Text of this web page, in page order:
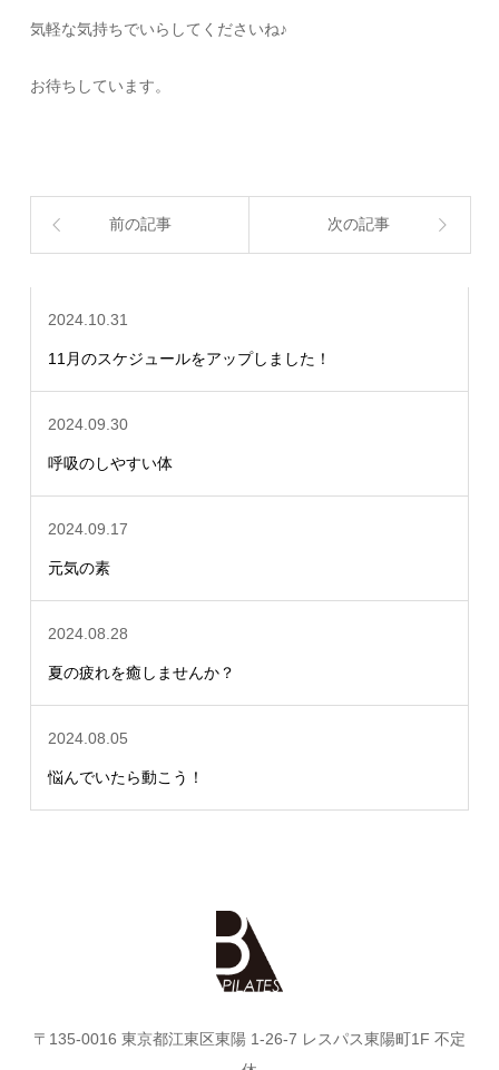
気軽な気持ちでいらしてくださいね♪
お待ちしています。
前の記事 次の記事
2024.10.31
11月のスケジュールをアップしました！
2024.09.30
呼吸のしやすい体
2024.09.17
元気の素
2024.08.28
夏の疲れを癒しませんか？
2024.08.05
悩んでいたら動こう！
〒135-0016 東京都江東区東陽 1-26-7 レスパス東陽町1F 不定